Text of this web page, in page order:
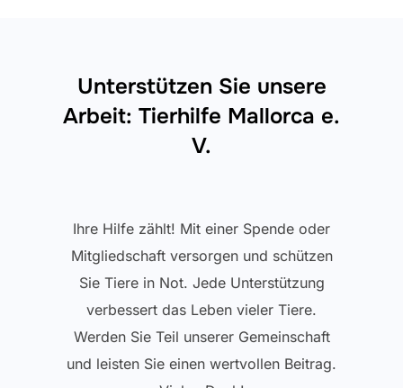
Unterstützen Sie unsere
Arbeit: Tierhilfe Mallorca e.
V.
Ihre Hilfe zählt! Mit einer Spende oder
Mitgliedschaft versorgen und schützen
Sie Tiere in Not. Jede Unterstützung
verbessert das Leben vieler Tiere.
Werden Sie Teil unserer Gemeinschaft
und leisten Sie einen wertvollen Beitrag.